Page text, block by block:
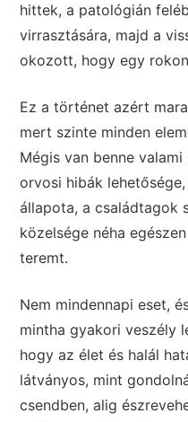
hittek, a patológián
virrasztására, majd a
okozott, hogy egy
Ez a történet azért
mert szinte minden
Mégis van benne
orvosi hibák
állapota, a családtagok
közelsége néha
teremt.
Nem mindennapi eset,
mintha gyakori veszély
hogy az élet és halál
látványos, mint
csendben, alig